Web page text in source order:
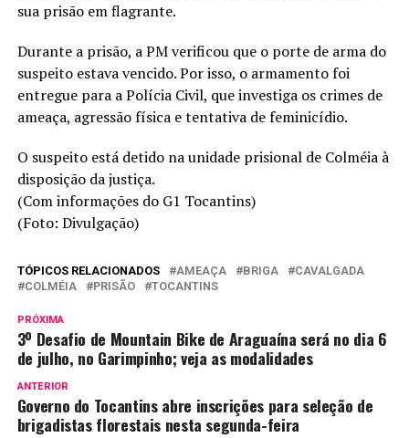
sua prisão em flagrante.
Durante a prisão, a PM verificou que o porte de arma do
suspeito estava vencido. Por isso, o armamento foi
entregue para a Polícia Civil, que investiga os crimes de
ameaça, agressão física e tentativa de feminicídio.
O suspeito está detido na unidade prisional de Colméia à
disposição da justiça.
(Com informações do G1 Tocantins)
(Foto: Divulgação)
TÓPICOS RELACIONADOS AMEAÇA BRIGA
CAVALGADA
COLMÉIA
PRISÃO TOCANTINS
PRÓXIMA
3º Desafio de Mountain Bike de Araguaína será no dia 6
de julho, no Garimpinho; veja as modalidades
ANTERIOR
Governo do Tocantins abre inscrições para seleção de
brigadistas florestais nesta segunda-feira